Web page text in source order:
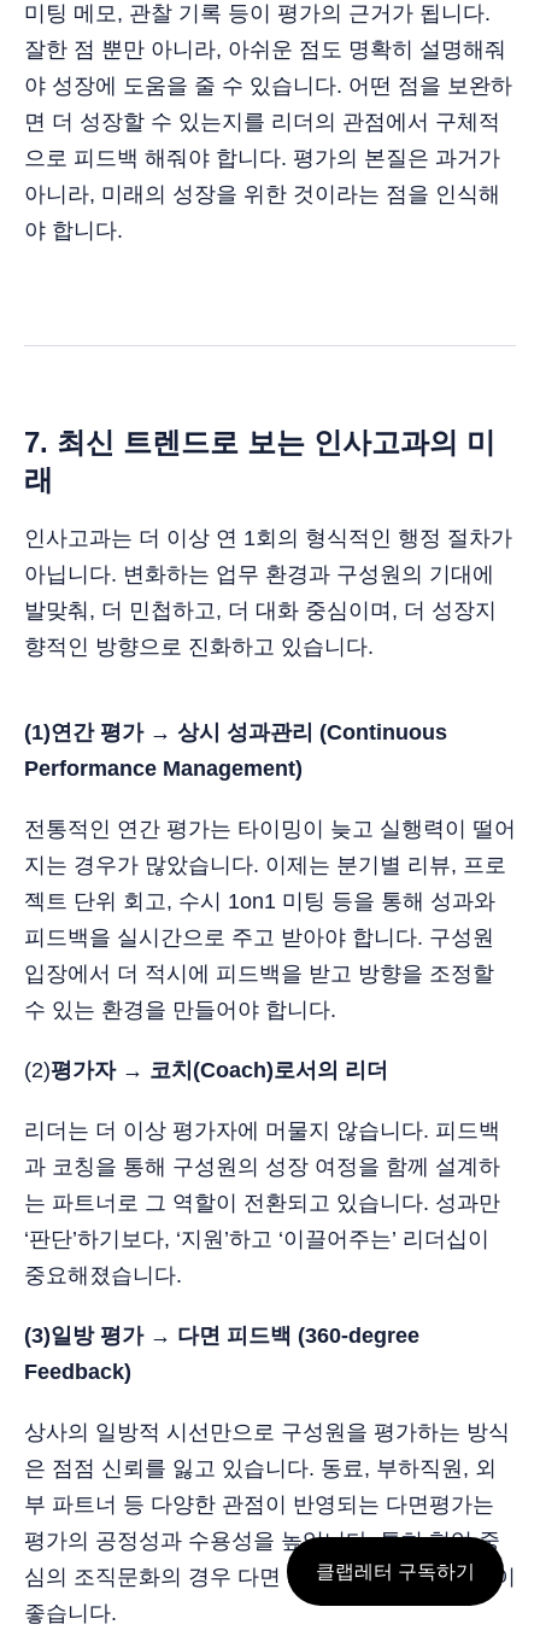
미팅 메모, 관찰 기록 등이 평가의 근거가 됩니다.
잘한 점 뿐만 아니라, 아쉬운 점도 명확히 설명해줘
야 성장에 도움을 줄 수 있습니다. 어떤 점을 보완하
면 더 성장할 수 있는지를 리더의 관점에서 구체적
으로 피드백 해줘야 합니다. 평가의 본질은 과거가
아니라, 미래의 성장을 위한 것이라는 점을 인식해
야 합니다.
7. 최신 트렌드로 보는 인사고과의 미
래
인사고과는 더 이상 연 1회의 형식적인 행정 절차가
아닙니다. 변화하는 업무 환경과 구성원의 기대에
발맞춰, 더 민첩하고, 더 대화 중심이며, 더 성장지
향적인 방향으로 진화하고 있습니다.
(1)연간 평가 → 상시 성과관리 (Continuous
Performance Management)
전통적인 연간 평가는 타이밍이 늦고 실행력이 떨어
지는 경우가 많았습니다. 이제는 분기별 리뷰, 프로
젝트 단위 회고, 수시 1on1 미팅 등을 통해 성과와
피드백을 실시간으로 주고 받아야 합니다. 구성원
입장에서 더 적시에 피드백을 받고 방향을 조정할
수 있는 환경을 만들어야 합니다.
(2)평가자 → 코치(Coach)로서의 리더
리더는 더 이상 평가자에 머물지 않습니다. 피드백
과 코칭을 통해 구성원의 성장 여정을 함께 설계하
는 파트너로 그 역할이 전환되고 있습니다. 성과만
‘판단’하기보다, ‘지원’하고 ‘이끌어주는’ 리더십이
중요해졌습니다.
(3)일방 평가 → 다면 피드백 (360-degree
Feedback)
상사의 일방적 시선만으로 구성원을 평가하는 방식
은 점점 신뢰를 잃고 있습니다. 동료, 부하직원, 외
부 파트너 등 다양한 관점이 반영되는 다면평가는
평가의 공정성과 수용성을 높입니다. 특히 협업 중
심의 조직문화의 경우 다면 피드백을 활용하는 것이
좋습니다.
클랩레터 구독하기